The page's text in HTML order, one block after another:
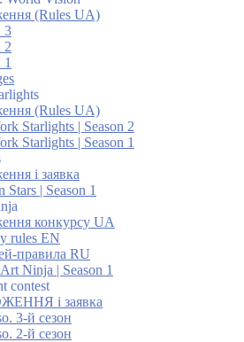
(Rules UA)
3
2
1
(Rules UA)
Starlights | Season 2
Starlights | Season 1
і заявка
Stars | Season 1
конкурсу UA
rules EN
правила RU
Ninja | Season 1
contest
і заявка
3-й сезон
2-й сезон